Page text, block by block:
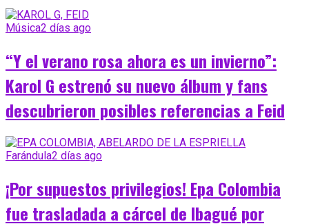
Música2 días ago
“Y el verano rosa ahora es un invierno”:
Karol G estrenó su nuevo álbum y fans
descubrieron posibles referencias a Feid
Farándula2 días ago
¡Por supuestos privilegios! Epa Colombia
fue trasladada a cárcel de Ibagué por